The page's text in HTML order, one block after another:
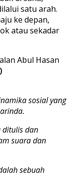
satu arah.
ke depan,
atau sekadar
Abul Hasan
sosial yang
ditulis dan
suara dan
sebuah